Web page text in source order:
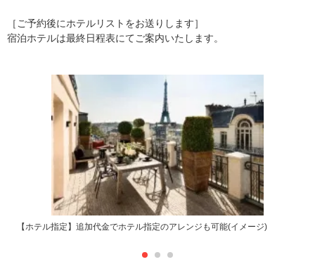
［ご予約後にホテルリストをお送りします］
宿泊ホテルは最終日程表にてご案内いたします。
【ホテル指定】追加代金でホテル指定のアレンジも可能(イメージ)